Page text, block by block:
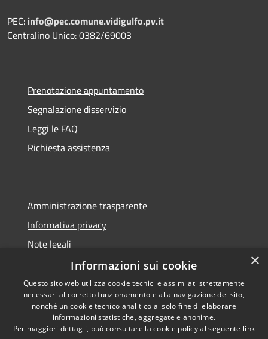
PEC: info@pec.comune.vidigulfo.pv.it
Centralino Unico: 0382/69003
Prenotazione appuntamento
Segnalazione disservizio
Leggi le FAQ
Richiesta assistenza
Amministrazione trasparente
Informativa privacy
Note legali
Dichiarazione di accessibilità
RSS
Copyright © 2026 • Comune di
×
Informazioni sui cookie
Questo sito web utilizza cookie tecnici e assimilati strettamente
necessari al corretto funzionamento e alla navigazione del sito,
nonché un cookie tecnico analitico al solo fine di elaborare
informazioni statistiche, aggregate e anonime.
Per maggiori dettagli, può consultare la cookie policy al seguente link